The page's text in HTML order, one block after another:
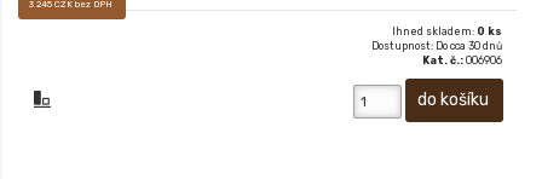
3 245 CZK bez DPH
Ihned skladem: 0 ks
Dostupnost: Do cca 30 dnů
Kat. č.: 006906